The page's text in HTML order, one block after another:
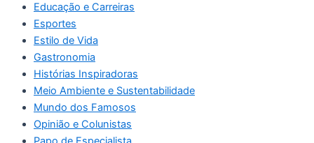
Educação e Carreiras
Esportes
Estilo de Vida
Gastronomia
Histórias Inspiradoras
Meio Ambiente e Sustentabilidade
Mundo dos Famosos
Opinião e Colunistas